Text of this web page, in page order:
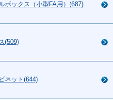
ボックス（小型FA用）(687)
(509)
ネット(644)